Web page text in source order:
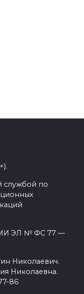
службой по
ЭЛ № ФС 77 —
Николаевич.
Николаевна.
86